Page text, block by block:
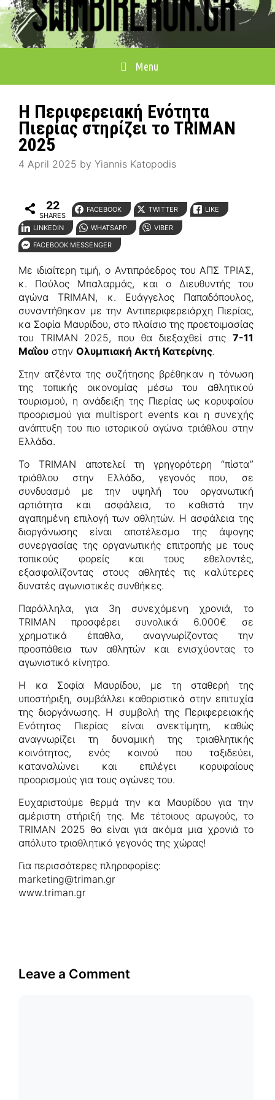
Menu
Η Περιφερειακή Ενότητα
Πιερίας στηρίζει το TRIMAN
2025
4 April 2025 by Yiannis Katopodis
22
SHARES
FACEBOOK TWITTER LIKE
LINKEDIN WHATSAPP
VIBER
FACEBOOK MESSENGER
Με ιδιαίτερη τιμή, ο Αντιπρόεδρος του ΑΠΣ ΤΡΙΑΣ,
κ. Παύλος Μπαλαρμάς, και ο Διευθυντής του
αγώνα TRIMAN, κ. Ευάγγελος Παπαδόπουλος,
συναντήθηκαν με την Αντιπεριφερειάρχη Πιερίας,
κα Σοφία Μαυρίδου, στο πλαίσιο της προετοιμασίας
του TRIMAN 2025, που θα διεξαχθεί στις 7-11
Μαΐου στην Ολυμπιακή Ακτή Κατερίνης.
Στην ατζέντα της συζήτησης βρέθηκαν η τόνωση
της τοπικής οικονομίας μέσω του αθλητικού
τουρισμού, η ανάδειξη της Πιερίας ως κορυφαίου
προορισμού για multisport events και η συνεχής
ανάπτυξη του πιο ιστορικού αγώνα τριάθλου στην
Ελλάδα.
Το TRIMAN αποτελεί τη γρηγορότερη “πίστα”
τριάθλου στην Ελλάδα, γεγονός που, σε
συνδυασμό με την υψηλή του οργανωτική
αρτιότητα και ασφάλεια, το καθιστά την
αγαπημένη επιλογή των αθλητών. Η ασφάλεια της
διοργάνωσης είναι αποτέλεσμα της άψογης
συνεργασίας της οργανωτικής επιτροπής με τους
τοπικούς φορείς και τους εθελοντές,
εξασφαλίζοντας στους αθλητές τις καλύτερες
δυνατές αγωνιστικές συνθήκες.
Παράλληλα, για 3η συνεχόμενη χρονιά, το
TRIMAN προσφέρει συνολικά 6.000€ σε
χρηματικά έπαθλα, αναγνωρίζοντας την
προσπάθεια των αθλητών και ενισχύοντας το
αγωνιστικό κίνητρο.
Η κα Σοφία Μαυρίδου, με τη σταθερή της
υποστήριξη, συμβάλλει καθοριστικά στην επιτυχία
της διοργάνωσης. Η συμβολή της Περιφερειακής
Ενότητας Πιερίας είναι ανεκτίμητη, καθώς
αναγνωρίζει τη δυναμική της τριαθλητικής
κοινότητας, ενός κοινού που ταξιδεύει,
καταναλώνει και επιλέγει κορυφαίους
προορισμούς για τους αγώνες του.
Ευχαριστούμε θερμά την κα Μαυρίδου για την
αμέριστη στήριξή της. Με τέτοιους αρωγούς, το
TRIMAN 2025 θα είναι για ακόμα μια χρονιά το
απόλυτο τριαθλητικό γεγονός της χώρας!
Για περισσότερες πληροφορίες:
marketing@triman.gr
www.triman.gr
Leave a Comment